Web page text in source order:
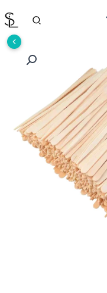
البحث